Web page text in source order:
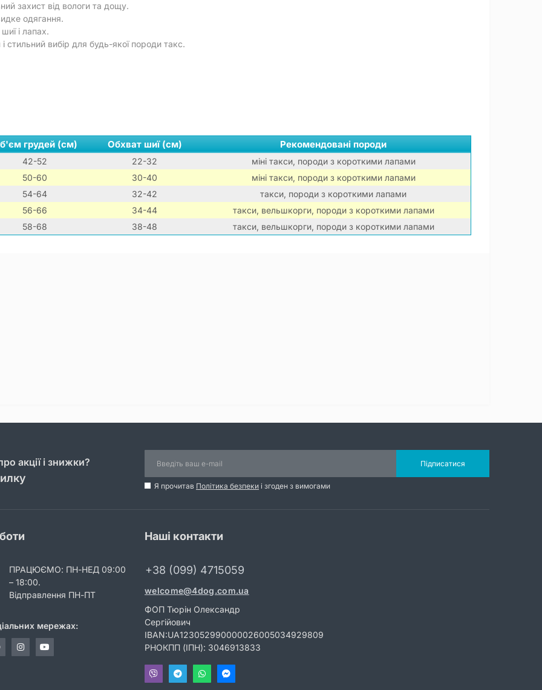
захист від вологи та дощу.
одягання.
і лапах.
стильний вибір для будь-якої породи такс.
грудей (см) Обхват шиї (см) Рекомендовані породи
42-52 22-32
міні такси, породи з короткими лапами
50-60
30-40
міні такси, породи з короткими лапами
54-64
32-42
такси, породи з короткими лапами
56-66
34-44
такси, вельшкорги, породи з короткими лапами
58-68
38-48 такси, вельшкорги, породи з короткими лапами
акції і знижки? Підписатися
Я прочитав Політика безпеки і згоден з вимогами
ПРАЦЮЄМО: ПН-НЕД 09:00
– 18:00.
Відправлення ПН-ПТ
мережах:
Наші контакти
+38 (099) 4715059
welcome@4dog.com.ua
ФОП Тюрін Олександр
Сергійович
IBAN:UA123052990000026005034929809
РНОКПП (ІПН): 3046913833